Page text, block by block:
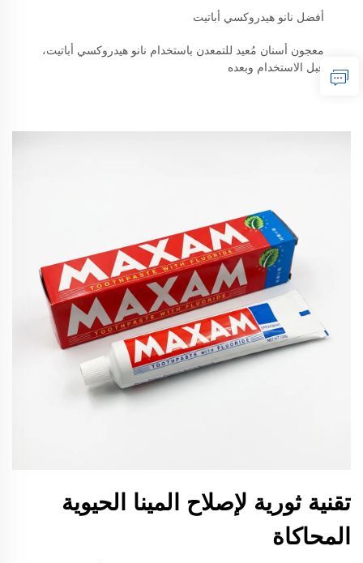
أفضل نانو هيدروكسي أباتيت
معجون أسنان مُعيد للتمعدن باستخدام نانو هيدروكسي أباتيت،
قبل الاستخدام وبعده
تقنية ثورية لإصلاح المينا الحيوية
المحاكاة